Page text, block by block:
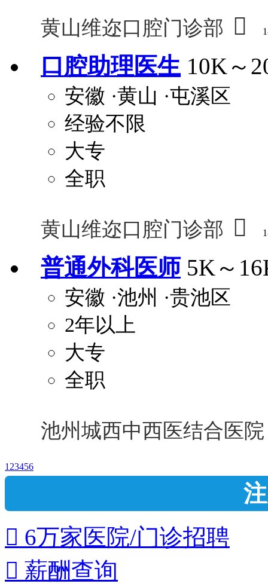
黄山维迩口腔门诊部 
口腔助理医生 10K～
安徽 ·黄山 ·屯溪区
经验不限
大专
全职
黄山维迩口腔门诊部 
普通外科医师 5K～
安徽 ·池州 ·贵池区
2年以上
大专
全职
池州城西中西医结合医院
1 23456
 6万家医院/门诊招聘
 薪酬查询